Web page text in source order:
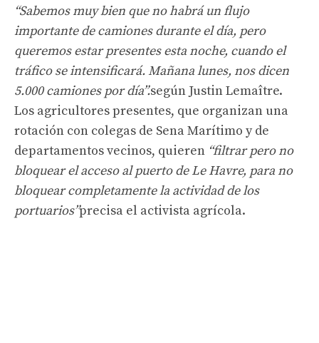
“Sabemos muy bien que no habrá un flujo
importante de camiones durante el día, pero
queremos estar presentes esta noche, cuando el
tráfico se intensificará. Mañana lunes, nos dicen
5.000 camiones por día”.según Justin Lemaître.
Los agricultores presentes, que organizan una
rotación con colegas de Sena Marítimo y de
departamentos vecinos, quieren “filtrar pero no
bloquear el acceso al puerto de Le Havre, para no
bloquear completamente la actividad de los
portuarios”precisa el activista agrícola.